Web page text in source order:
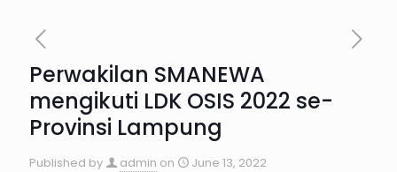
Perwakilan SMANEWA
mengikuti LDK OSIS 2022 se-
Provinsi Lampung
Published by admin on June 13, 2022